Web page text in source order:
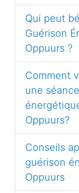
Qui peut
Guérison
Oppuurs ?
Comment
une
Oppuurs?
Conseils
guérison
Oppuurs